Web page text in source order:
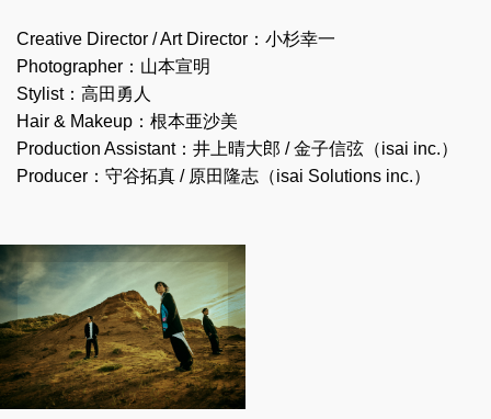
Creative Director / Art Director：小杉幸一
Photographer：山本宣明
Stylist：高田勇人
Hair & Makeup：根本亜沙美
Production Assistant：井上晴大郎 / 金子信弦（isai inc.）
Producer：守谷拓真 / 原田隆志（isai Solutions inc.）